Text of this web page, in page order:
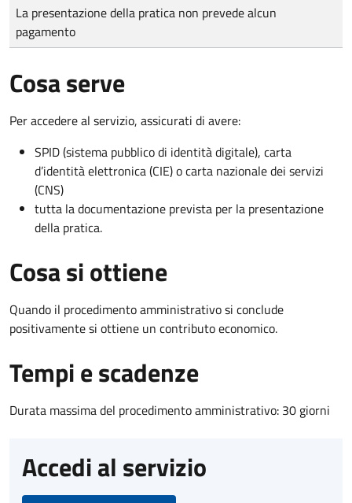
Tipo di pagamento
Importo
La presentazione della pratica non prevede alcun
pagamento
Cosa serve
Per accedere al servizio, assicurati di avere:
SPID (sistema pubblico di identità digitale), carta
d’identità elettronica (CIE) o carta nazionale dei servizi
(CNS)
tutta la documentazione prevista per la presentazione
della pratica.
Cosa si ottiene
Quando il procedimento amministrativo si conclude
positivamente si ottiene un contributo economico.
Tempi e scadenze
Durata massima del procedimento amministrativo: 30 giorni
Accedi al servizio